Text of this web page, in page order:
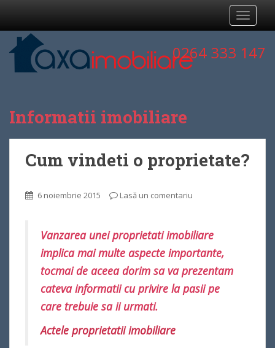
0264 333 147
Informatii imobiliare
Cum vindeti o proprietate?
6 noiembrie 2015 Lasă un comentariu
Vanzarea unei proprietati imobiliare
implica mai multe aspecte importante,
tocmai de aceea dorim sa va prezentam
cateva informatii cu privire la pasii pe
care trebuie sa ii urmati.
Actele proprietatii imobiliare